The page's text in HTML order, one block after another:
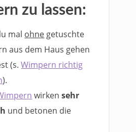
zu lassen:
mal ohne getuschte
aus dem Haus gehen
(s.Wimpern richtig
).
wirkensehr
und betonen die